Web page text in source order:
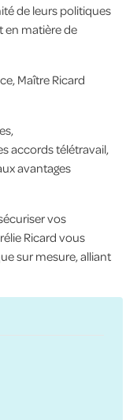
de leurs politiques
en matière de
Maître Ricard
accords télétravail,
avantages
vos
Ricard vous
sur mesure, alliant